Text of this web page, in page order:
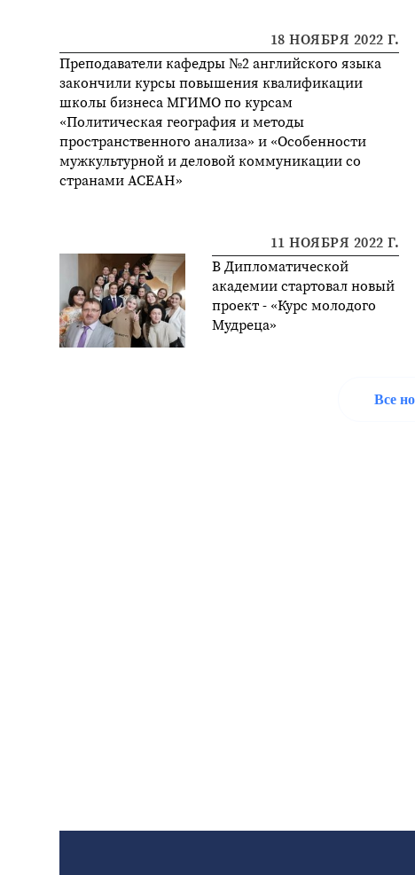
18 НОЯБРЯ 2022 Г.
Преподаватели кафедры №2 английского языка
закончили курсы повышения квалификации
школы бизнеса МГИМО по курсам
«Политическая география и методы
пространственного анализа» и «Особенности
мужкультурной и деловой коммуникации со
странами АСЕАН»
11 НОЯБРЯ 2022 Г.
В Дипломатической
академии стартовал новый
проект - «Курс молодого
Мудреца»
Все